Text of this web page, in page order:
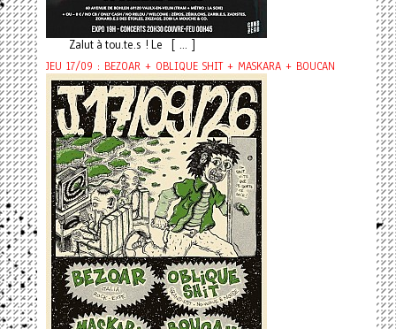
Zalut à tou.te.s ! Le [ ... ]
JEU 17/09 : BEZOAR + OBLIQUE SHIT + MASKARA + BOUCAN